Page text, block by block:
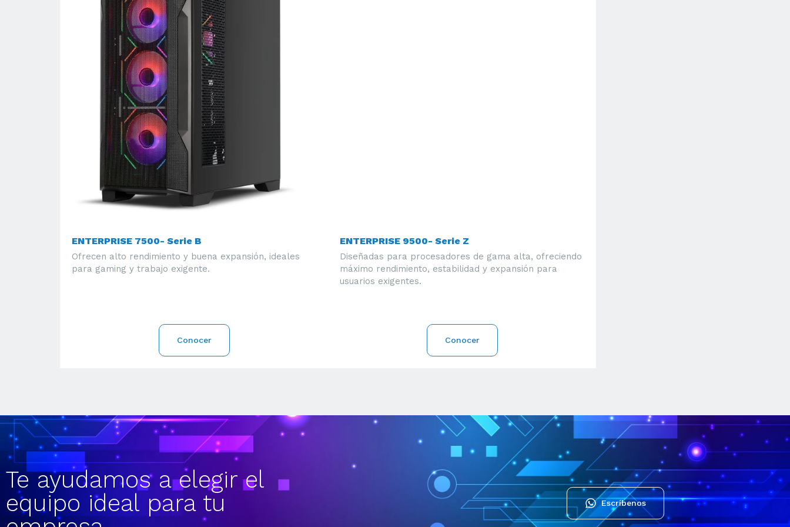
ENTERPRISE 7500- Serie B
Ofrecen alto rendimiento y buena expansión, ideales
para gaming y trabajo exigente.
Conocer
ENTERPRISE 9500- Serie Z
Diseñadas para procesadores de gama alta, ofreciendo
máximo rendimiento, estabilidad y expansión para
usuarios exigentes.
Conocer
Te ayudamos a elegir el
equipo ideal para tu
Escríbenos